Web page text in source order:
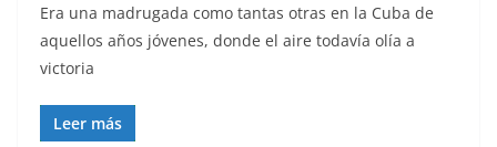
Era una madrugada como tantas otras en la Cuba de
aquellos años jóvenes, donde el aire todavía olía a
victoria
Leer más